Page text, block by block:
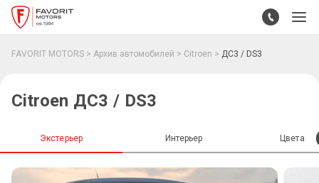
FAVORIT MOTORS Архив автомобилей Citroen ДС3 / DS3
Citroen ДС3 / DS3
Экстерьер Интерьер Цвета